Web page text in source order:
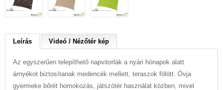
Leírás Videó / Nézőtér kép
Az egyszerűen telepíthető napvitorlák a nyári hónapok alatt
árnyékot biztosítanak medencék mellett, teraszok fölött. Óvja
gyermeke bőrét homokozás, játszótér használat közben, mivel